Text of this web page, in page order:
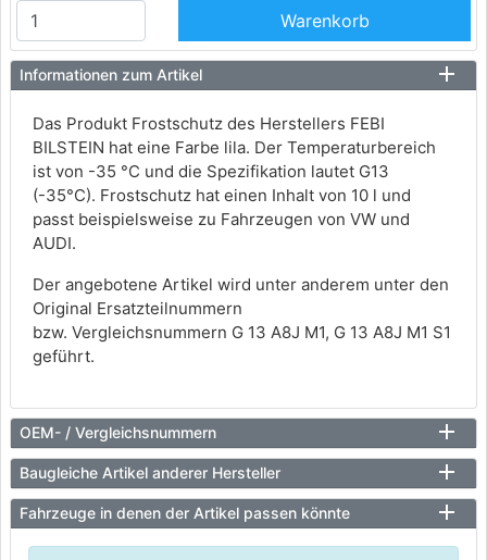
Warenkorb
Informationen zum Artikel
Das Produkt Frostschutz des Herstellers FEBI
BILSTEIN hat eine Farbe lila. Der Temperaturbereich
ist von -35 °C und die Spezifikation lautet G13
(-35°C). Frostschutz hat einen Inhalt von 10 l und
passt beispielsweise zu Fahrzeugen von VW und
AUDI.
Der angebotene Artikel wird unter anderem unter den
Original Ersatzteilnummern
bzw. Vergleichsnummern G 13 A8J M1, G 13 A8J M1 S1
geführt.
OEM- / Vergleichsnummern
Baugleiche Artikel anderer Hersteller
Fahrzeuge in denen der Artikel passen könnte